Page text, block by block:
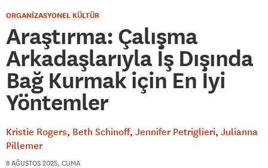
ORGANİZASYONEL KÜLTÜR
Araştırma: Çalışma
Arkadaşlarıyla İş Dışında
Bağ Kurmak için En İyi
Yöntemler
Kristie Rogers Beth Schinoff Jennifer Petriglieri Julianna
Pillemer
8 AĞUSTOS 2025, CUMA